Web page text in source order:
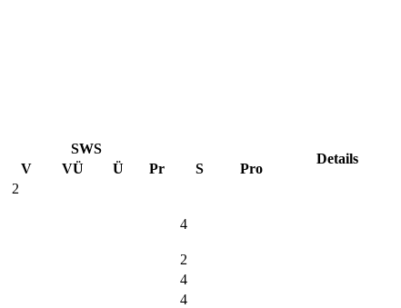
SWS
Details
V VÜ Ü Pr S
Pro
2
4
2
4
4